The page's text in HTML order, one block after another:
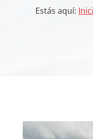
Estás aquí: